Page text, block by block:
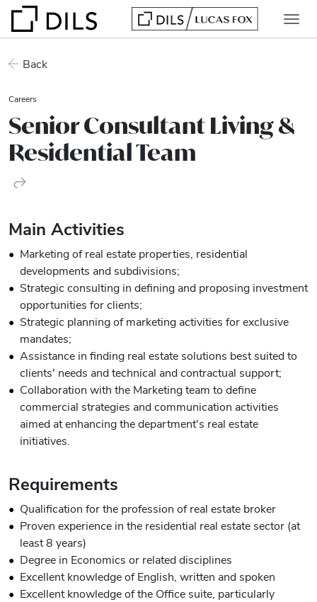
Back
Careers
Senior Consultant Living &
Residential Team
Main Activities
Marketing of real estate properties, residential
developments and subdivisions;
Strategic consulting in defining and proposing investment
opportunities for clients;
Strategic planning of marketing activities for exclusive
mandates;
Assistance in finding real estate solutions best suited to
clients' needs and technical and contractual support;
Collaboration with the Marketing team to define
commercial strategies and communication activities
aimed at enhancing the department's real estate
initiatives.
Requirements
Qualification for the profession of real estate broker
Proven experience in the residential real estate sector (at
least 8 years)
Degree in Economics or related disciplines
Excellent knowledge of English, written and spoken
Excellent knowledge of the Office suite, particularly